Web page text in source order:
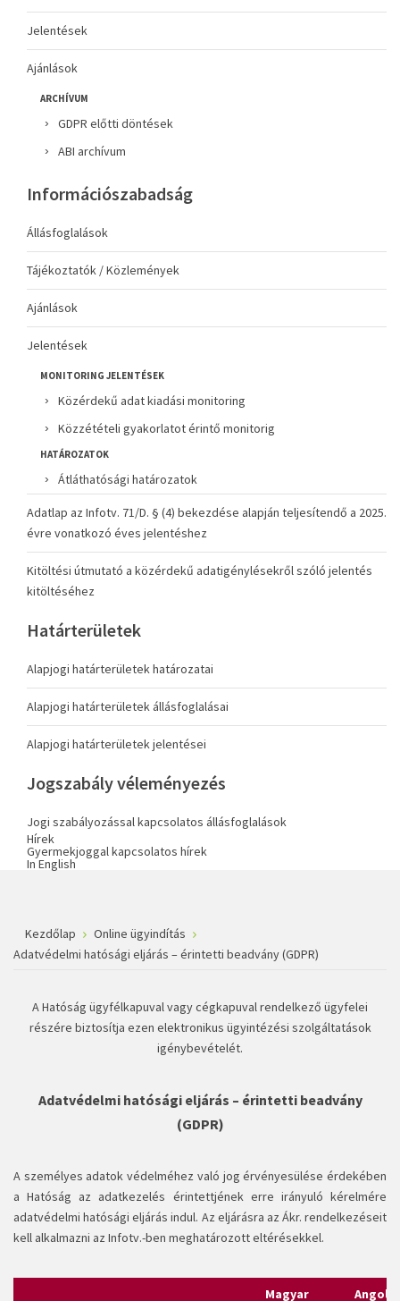
Jelentések
Ajánlások
ARCHÍVUM
GDPR előtti döntések
ABI archívum
Információszabadság
Állásfoglalások
Tájékoztatók / Közlemények
Ajánlások
Jelentések
MONITORING JELENTÉSEK
Közérdekű adat kiadási monitoring
Közzétételi gyakorlatot érintő monitorig
HATÁROZATOK
Átláthatósági határozatok
Adatlap az Infotv. 71/D. § (4) bekezdése alapján teljesítendő a 2025.
évre vonatkozó éves jelentéshez
Kitöltési útmutató a közérdekű adatigénylésekről szóló jelentés
kitöltéséhez
Határterületek
Alapjogi határterületek határozatai
Alapjogi határterületek állásfoglalásai
Alapjogi határterületek jelentései
Jogszabály véleményezés
Jogi szabályozással kapcsolatos állásfoglalások
Hírek
Gyermekjoggal kapcsolatos hírek
In English
Kezdőlap
Online ügyindítás
Adatvédelmi hatósági eljárás – érintetti beadvány (GDPR)
A Hatóság ügyfélkapuval vagy cégkapuval rendelkező ügyfelei
részére biztosítja ezen elektronikus ügyintézési szolgáltatások
igénybevételét.
Adatvédelmi hatósági eljárás – érintetti beadvány
(GDPR)
A személyes adatok védelméhez való jog érvényesülése érdekében
a Hatóság az adatkezelés érintettjének erre irányuló kérelmére
adatvédelmi hatósági eljárás indul. Az eljárásra az Ákr. rendelkezéseit
kell alkalmazni az Infotv.-ben meghatározott eltérésekkel.
Magyar
Angol